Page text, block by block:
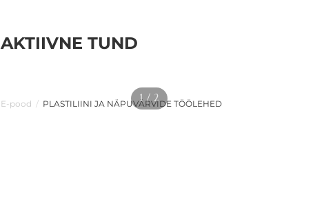
AKTIIVNE TUND
E-pood / PLASTILIINI JA NÄPUVÄRVIDE TÖÖLEHED
1 / 2